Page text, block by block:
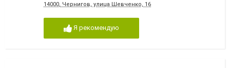
14000, Чернигов, улица Шевченко, 16
Я рекомендую